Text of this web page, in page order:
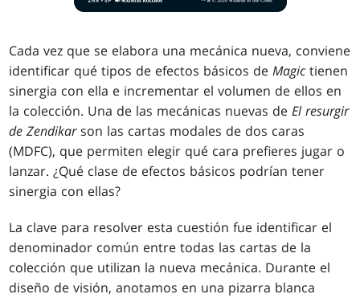
Cada vez que se elabora una mecánica nueva, conviene
identificar qué tipos de efectos básicos deMagictienen
sinergia con ella e incrementar el volumen de ellos en
la colección. Una de las mecánicas nuevas deEl resurgir
de Zendikarson las cartas modales de dos caras
(MDFC), que permiten elegir qué cara prefieres jugar o
lanzar. ¿Qué clase de efectos básicos podrían tener
sinergia con ellas?
La clave para resolver esta cuestión fue identificar el
denominador común entre todas las cartas de la
colección que utilizan la nueva mecánica. Durante el
diseño de visión, anotamos en una pizarra blanca